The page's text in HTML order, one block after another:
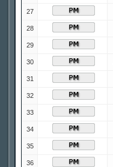
27
28
29
30
31
32
33
34
35
36